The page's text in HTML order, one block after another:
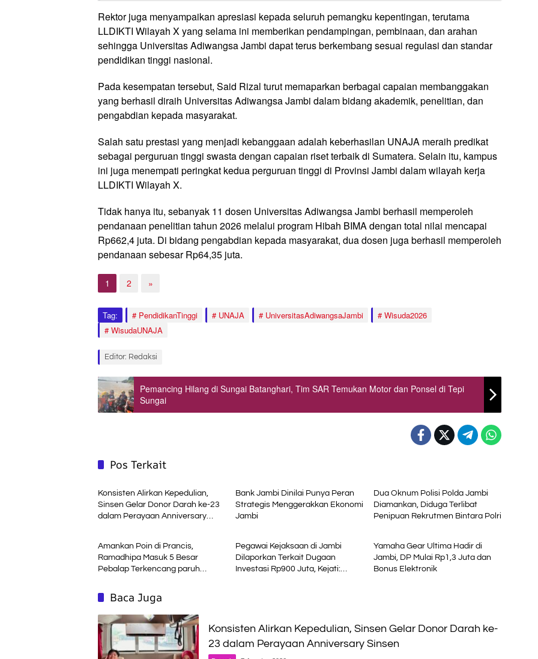
Rektor juga menyampaikan apresiasi kepada seluruh pemangku kepentingan, terutama
LLDIKTI Wilayah X yang selama ini memberikan pendampingan, pembinaan, dan arahan
sehingga Universitas Adiwangsa Jambi dapat terus berkembang sesuai regulasi dan standar
pendidikan tinggi nasional.
Pada kesempatan tersebut, Said Rizal turut memaparkan berbagai capaian membanggakan
yang berhasil diraih Universitas Adiwangsa Jambi dalam bidang akademik, penelitian, dan
pengabdian kepada masyarakat.
Salah satu prestasi yang menjadi kebanggaan adalah keberhasilan UNAJA meraih predikat
sebagai perguruan tinggi swasta dengan capaian riset terbaik di Sumatera. Selain itu, kampus
ini juga menempati peringkat kedua perguruan tinggi di Provinsi Jambi dalam wilayah kerja
LLDIKTI Wilayah X.
Tidak hanya itu, sebanyak 11 dosen Universitas Adiwangsa Jambi berhasil memperoleh
pendanaan penelitian tahun 2026 melalui program Hibah BIMA dengan total nilai mencapai
Rp662,4 juta. Di bidang pengabdian kepada masyarakat, dua dosen juga berhasil memperoleh
pendanaan sebesar Rp64,35 juta.
1 2 »
Tag: PendidikanTinggi UNAJA UniversitasAdiwangsaJambi
Wisuda2026
WisudaUNAJA
Editor: Redaksi
Pemancing Hilang di Sungai Batanghari, Tim SAR Temukan Motor dan Ponsel di Tepi
Sungai
Pos Terkait
Daerah
Konsisten Alirkan Kepedulian,
Sinsen Gelar Donor Darah ke-23
dalam Perayaan Anniversary
Bank Jambi Dinilai Punya Peran
Strategis Menggerakkan Ekonomi
Jambi
Dua Oknum Polisi Polda Jambi
Diamankan, Diduga Terlibat
Penipuan Rekrutmen Bintara Polri
Amankan Poin di Prancis,
Ramadhipa Masuk 5 Besar
Pebalap Terkencang paruh
Pegawai Kejaksaan di Jambi
Dilaporkan Terkait Dugaan
Investasi Rp900 Juta, Kejati:
Ekonomi
Yamaha Gear Ultima Hadir di
Jambi, DP Mulai Rp1,3 Juta dan
Bonus Elektronik
Baca Juga
Konsisten Alirkan Kepedulian, Sinsen Gelar Donor Darah ke-
23 dalam Perayaan Anniversary Sinsen